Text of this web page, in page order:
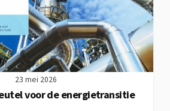
23 mei 2026
voor de energietransitie